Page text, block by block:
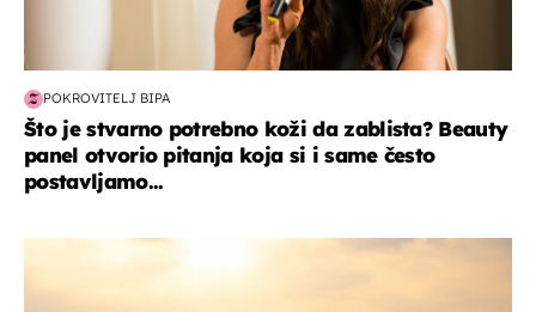
POKROVITELJ BIPA
Što je stvarno potrebno koži da zablista? Beauty
panel otvorio pitanja koja si i same često
postavljamo...